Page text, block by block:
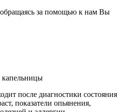
обращаясь за помощью к нам Вы
капельницы
после диагностики состояния
показатели опьянения,